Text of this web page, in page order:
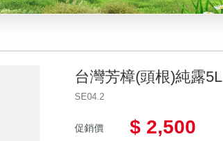
台灣芳樟(頭根)純露5L
SE04.2
促銷價 $ 2,500